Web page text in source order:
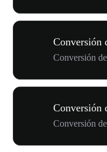
Conversión
Conversión
Conversión
Conversión